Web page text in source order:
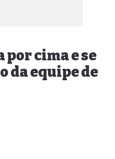
por cima e se
equipe de